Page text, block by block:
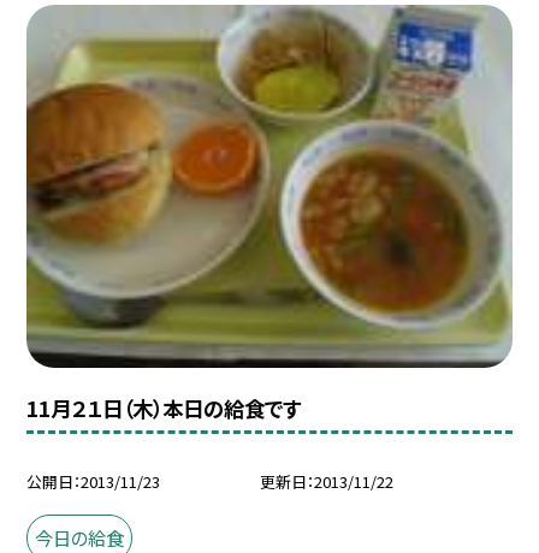
11月２１日（木）本日の給食です
公開日 2013/11/23 更新日 2013/11/22
今日の給食